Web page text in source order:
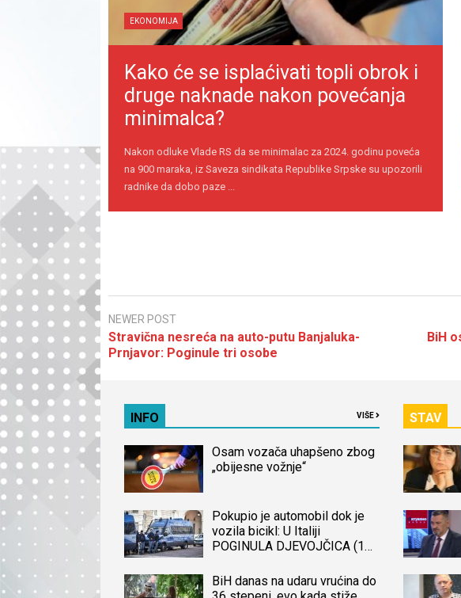
EKONOMIJA
Kako će se isplaćivati topli obrok i
druge naknade nakon povećanja
minimalca?
Nakon odluke Vlade RS da se minimalac za 2024. godinu poveća
na 900 maraka, iz Saveza sindikata Republike Srpske su upozorili
radnike da dobo paze ...
NEWER POST
Stravična nesreća na auto-putu Banjaluka-
Prnjavor: Poginule tri osobe
BiH
INFO VIŠE
Osam vozača uhapšeno zbog
„obijesne vožnje“
Pokupio je automobil dok je
vozila bicikl: U Italiji
POGINULA DJEVOJČICA (14)
tijela
BiH danas na udaru vrućina do
STAV